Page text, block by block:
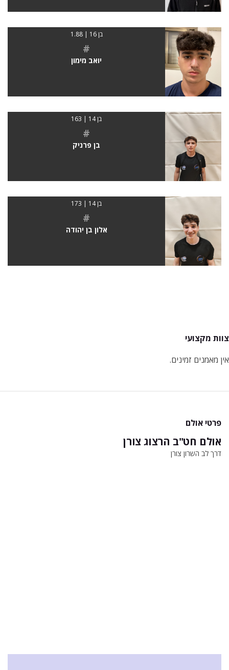
בן 16 | 1.88
#
יואב מימון
בן 14 | 163
#
בן פרניק
בן 14 | 173
#
אלון בן יהודה
צוות מקצועי
אין מאמנים זמינים.
פרטי אולם
אולם חט"ב הרצוג צורן
דרך לב השרון צורן